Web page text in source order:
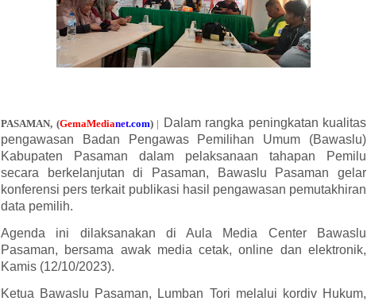
PASAMAN, (GemaMedianet.com) | Dalam rangka peningkatan kualitas
pengawasan Badan Pengawas Pemilihan Umum (Bawaslu)
Kabupaten Pasaman dalam pelaksanaan tahapan Pemilu
secara berkelanjutan di Pasaman, Bawaslu Pasaman gelar
konferensi pers terkait publikasi hasil pengawasan pemutakhiran
data pemilih.
Agenda ini dilaksanakan di Aula Media Center Bawaslu
Pasaman, bersama awak media cetak, online dan elektronik,
Kamis (12/10/2023).
Ketua Bawaslu Pasaman, Lumban Tori melalui kordiv Hukum,